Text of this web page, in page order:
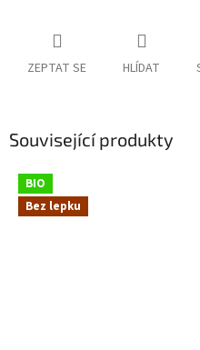
ZEPTAT SE HLÍDAT
Související produkty
BIO
Bez lepku